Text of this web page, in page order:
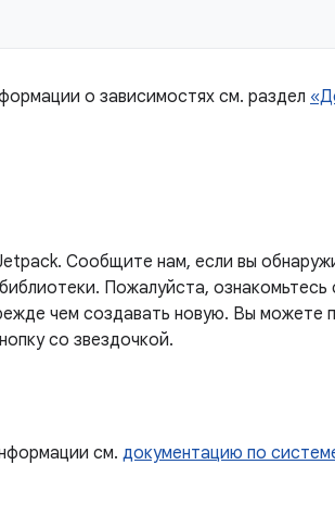
о зависимостях см. раздел
Сообщите нам, если вы
Пожалуйста, ознакомьтесь
чем создавать новую. Вы можете
со звездочкой.
см. документацию по